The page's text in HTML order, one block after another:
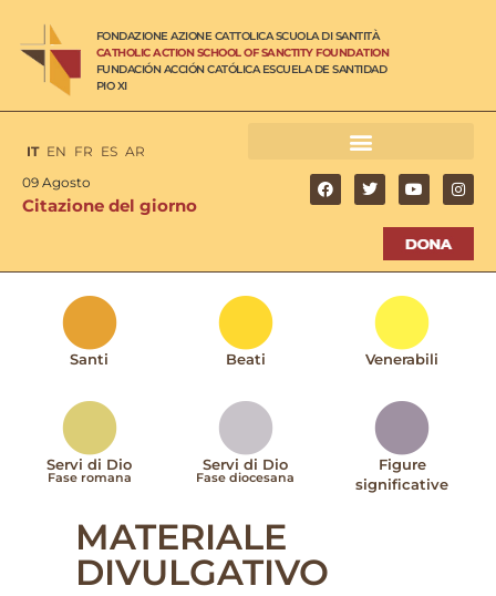
FONDAZIONE AZIONE CATTOLICA SCUOLA DI SANTITÀ
CATHOLIC ACTION SCHOOL OF SANCTITY FOUNDATION
FUNDACIÓN ACCIÓN CATÓLICA ESCUELA DE SANTIDAD
PIO XI
IT EN FR ES AR
09 Agosto
Citazione del giorno
Santi Beati Venerabili
Servi di Dio
Fase romana
Servi di Dio
Fase diocesana
Figure
significative
MATERIALE
DIVULGATIVO